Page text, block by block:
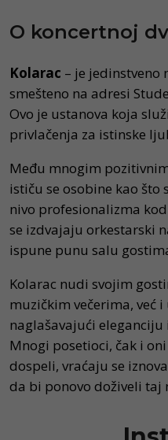
O koncertnoj
Kolarac – je jedinstveno
smešteno na adresi
Ovo je ustanova koja
privlačenja za istinske
Među mnogim
ističu se osobine kao što
nivo profesionalizma
se izdvajaju orkestarski
ispune punu salu
Kolarac nudi svojim
muzičkim večerima, već
naglašavajući
Mnogi posetioci, čak i
dospeli, vraćaju se
da bi ponovo doživeli taj